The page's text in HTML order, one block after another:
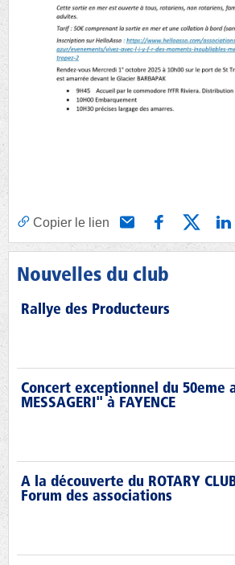
Copier le lien
Nouvelles du club
Rallye des Producteurs
Concert exceptionnel du 50eme
MESSAGERI" à FAYENCE
A la découverte du ROTARY
Forum des associations